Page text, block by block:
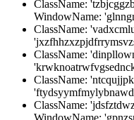
ClassName:
WindowName:
ClassName:
ClassName:
ClassName:
ClassName: